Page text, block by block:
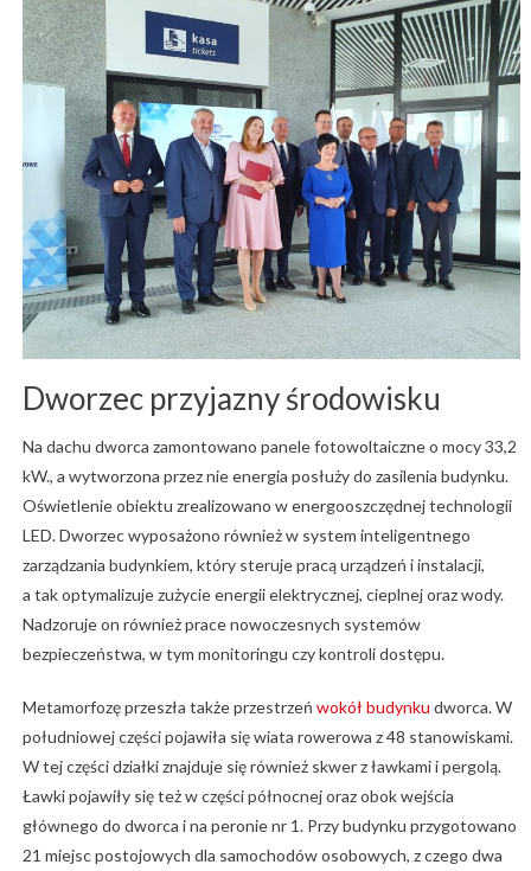
Dworzec przyjazny środowisku
Na dachu dworca zamontowano panele fotowoltaiczne o mocy 33,2
kW., a wytworzona przez nie energia posłuży do zasilenia budynku.
Oświetlenie obiektu zrealizowano w energooszczędnej technologii
LED. Dworzec wyposażono również w system inteligentnego
zarządzania budynkiem, który steruje pracą urządzeń i instalacji,
a tak optymalizuje zużycie energii elektrycznej, cieplnej oraz wody.
Nadzoruje on również prace nowoczesnych systemów
bezpieczeństwa, w tym monitoringu czy kontroli dostępu.
Metamorfozę przeszła także przestrzeń wokół budynku dworca. W
południowej części pojawiła się wiata rowerowa z 48 stanowiskami.
W tej części działki znajduje się również skwer z ławkami i pergolą.
Ławki pojawiły się też w części północnej oraz obok wejścia
głównego do dworca i na peronie nr 1. Przy budynku przygotowano
21 miejsc postojowych dla samochodów osobowych, z czego dwa